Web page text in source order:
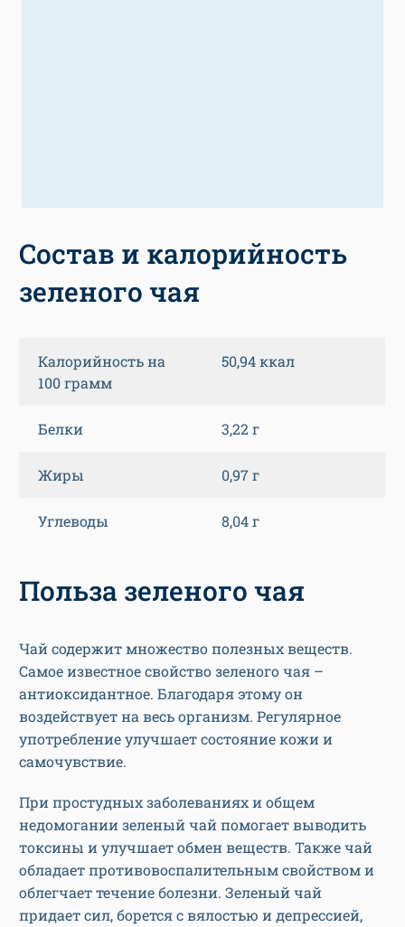
Состав и калорийность
зеленого чая
Калорийность на
100 грамм
50,94 ккал
Белки 3,22 г
Жиры 0,97 г
Углеводы 8,04 г
Польза зеленого чая
Чай содержит множество полезных веществ.
Самое известное свойство зеленого чая –
антиоксидантное. Благодаря этому он
воздействует на весь организм. Регулярное
употребление улучшает состояние кожи и
самочувствие.
При простудных заболеваниях и общем
недомогании зеленый чай помогает выводить
токсины и улучшает обмен веществ. Также чай
обладает противовоспалительным свойством и
облегчает течение болезни. Зеленый чай
придает сил, борется с вялостью и депрессией,